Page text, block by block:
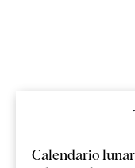
Calendario lunar